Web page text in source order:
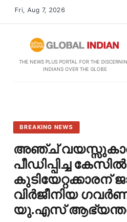
Fri, Aug 7, 2026
THE NEWS PLUS PORTAL FOR THE
INDIANS OVER THE GLOBE
BREAKING NEWS
അഞ്ച്
പീഡിപ്പിച്ച
കുടിയേറ്റക്കാരന്
വിർജീനിയ
യു.എസ്